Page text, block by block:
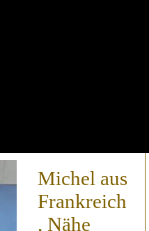
Michel aus
Frankreich
, Nähe